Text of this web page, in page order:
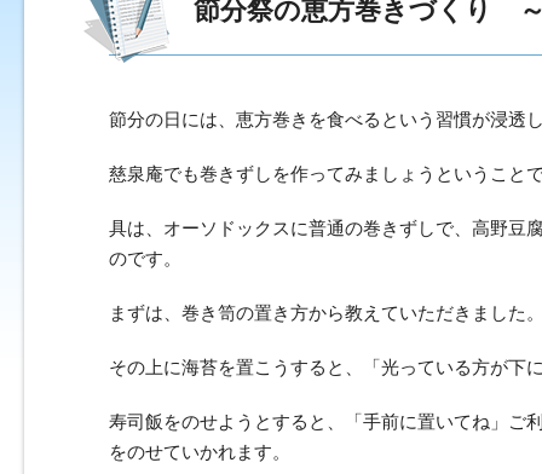
節分祭の恵方巻きづくり
節分の日には、恵方巻きを食べるという習慣が浸透
慈泉庵でも巻きずしを作ってみましょうということ
具は、オーソドックスに普通の巻きずしで、高野
のです。
まずは、巻き笥の置き方から教えていただきました
その上に海苔を置こうすると、「光っている方が下
寿司飯をのせようとすると、「手前に置いてね」ご
をのせていかれます。